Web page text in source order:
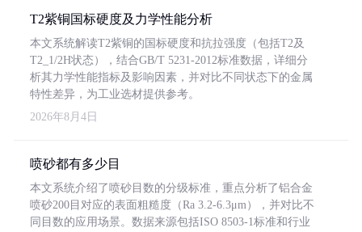
T2紫铜国标硬度及力学性能分析
本文系统解读T2紫铜的国标硬度和抗拉强度（包括T2及
T2_1/2H状态），结合GB/T 5231-2012标准数据，详细分
析其力学性能指标及影响因素，并对比不同状态下的金属
特性差异，为工业选材提供参考。
2026年8月4日
喷砂都有多少目
本文系统介绍了喷砂目数的分级标准，重点分析了铝合金
喷砂200目对应的表面粗糙度（Ra 3.2-6.3μm），并对比不
同目数的应用场景。数据来源包括ISO 8503-1标准和行业